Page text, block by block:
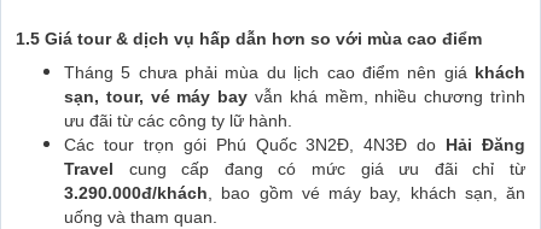
1.5 Giá tour & dịch vụ hấp dẫn hơn so với mùa cao điểm
Tháng 5 chưa phải mùa du lịch cao điểm nên giá khách
sạn, tour, vé máy bay vẫn khá mềm, nhiều chương trình
ưu đãi từ các công ty lữ hành.
Các tour trọn gói Phú Quốc 3N2Đ, 4N3Đ do Hải Đăng
Travel cung cấp đang có mức giá ưu đãi chỉ từ
3.290.000đ/khách , bao gồm vé máy bay, khách sạn, ăn
uống và tham quan.